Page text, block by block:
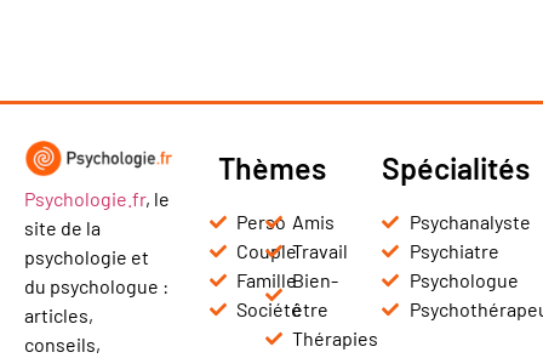
Psychologie.fr, le
site de la
psychologie et
du psychologue :
articles,
conseils,
Thèmes
Perso
Couple
Famille
Société
Amis
Travail
Bien-
être
Thérapies
Spécialités
Psychanalyste
Psychiatre
Psychologue